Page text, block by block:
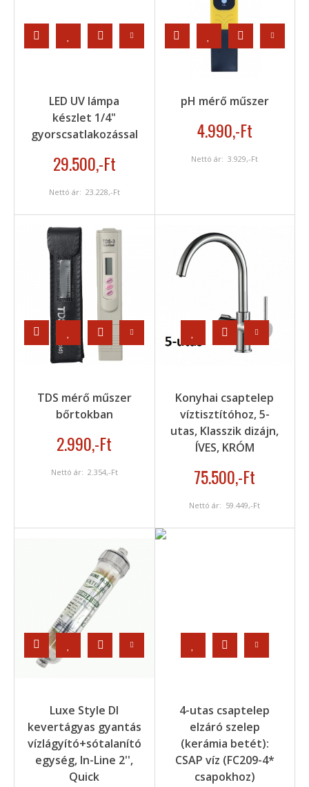
LED UV lámpa
készlet 1/4"
gyorscsatlakozással
29.500,-Ft
Nettó ár: 23.228,-Ft
pH mérő műszer
4.990,-Ft
Nettó ár:3.929,-Ft
TDS mérő műszer
bőrtokban
2.990,-Ft
Nettó ár: 2.354,-Ft
Konyhai csaptelep
víztisztítóhoz, 5-
utas, Klasszik dizájn,
ÍVES, KRÓM
75.500,-Ft
Nettó ár: 59.449,-Ft
Luxe Style DI
kevertágyas gyantás
vízlágyító+sótalanító
egység, In-Line 2'',
Quick
4-utas csaptelep
elzáró szelep
(kerámia betét):
CSAP víz (FC209-4*
csapokhoz)